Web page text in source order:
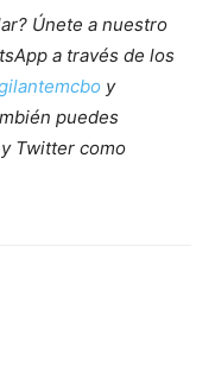
Únete a nuestro
a través de los
y
puedes
Twitter como